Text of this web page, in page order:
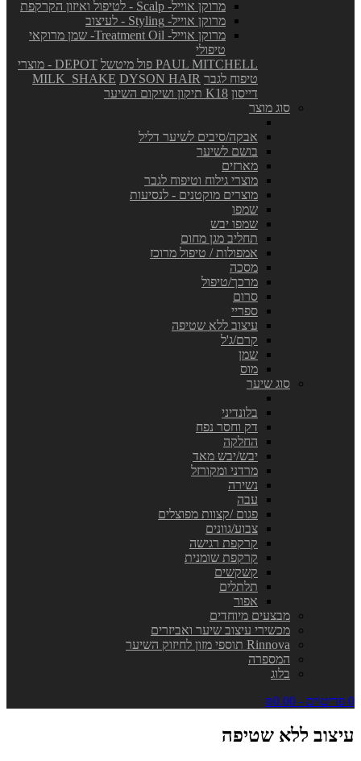
מרוקן אוייל- Scalp - לטיפול ואיזון הקרקפת
מרוקן אוייל- Styling - לעיצוב
מרוקן אוייל- Treatment Oil- שמן מרוקאי
טיפולי
PAUL MITCHELL פול מיטשל
DEPOT - מוצרי
טיפוח לגבר
MILK_SHAKE DYSON HAIR
דייסון K18 תיקון ושיקום השיער
סוג מוצר
אבקה/סיבים לשיער דליל
בושם לשיער
מארזים
מוצרי גילוח וטיפוח לגבר
מוצרים מוקטנים - לנסיעות
שמפו
שמפו יבש
תחליב מגן מחום
אמפולות / טיפול מרוכז
מסכה
מרכך/טיפול
סרום
ספריי
עיצוב ללא שטיפה
קרם/ג'ל
שמן
מוס
סוג שיער
בלונדיני
דק וחסר נפח
החלקה
יבש/יבש מאד
מרדני ומקורזל
נשירה
עבה
פגום /קצוות מפוצלים
צבוע/גוונים
קרקפת רגישה
קרקפת שומנית
קשקשים
תלתלים
אפור
מבצעים מיוחדים
מכשירי עיצוב שיער ואביזרים
Rinnova תוספי מזון לחיזוק השיער
המספרה
בלוג
0 פריט\ים - ₪0.00
עיצוב ללא שטיפה